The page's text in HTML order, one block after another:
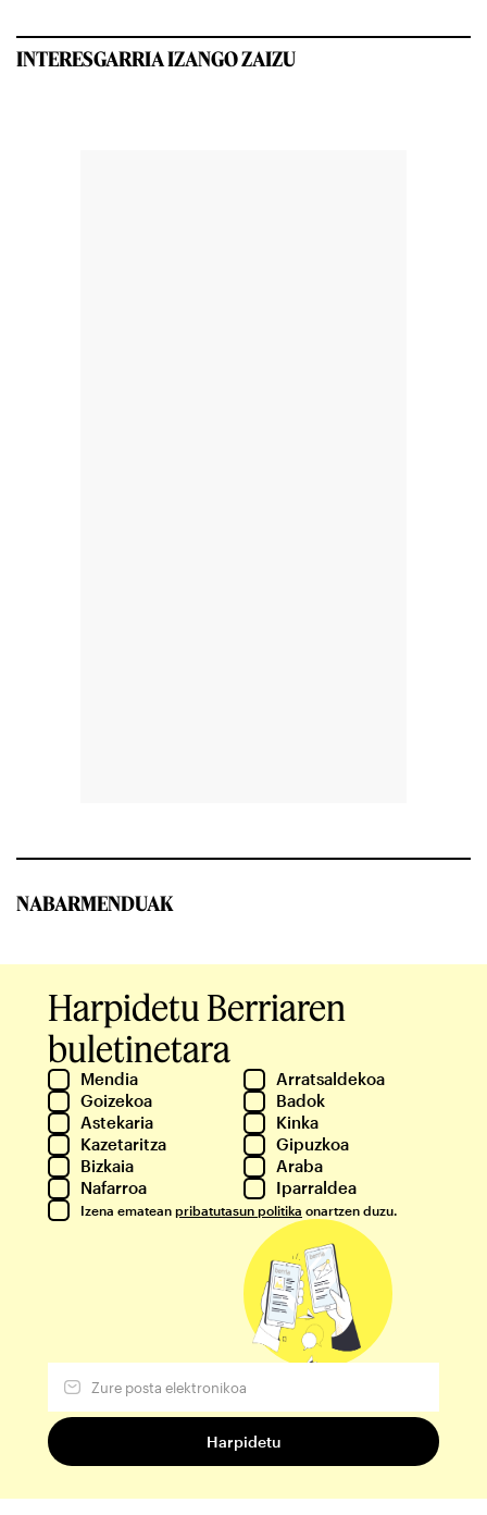
INTERESGARRIA IZANGO ZAIZU
NABARMENDUAK
Harpidetu Berriaren
buletinetara
Mendia
Arratsaldekoa
Goizekoa
Badok
Astekaria
Kinka
Kazetaritza
Gipuzkoa
Bizkaia
Araba
Nafarroa
Iparraldea
Izena ematean pribatutasun politika onartzen duzu.